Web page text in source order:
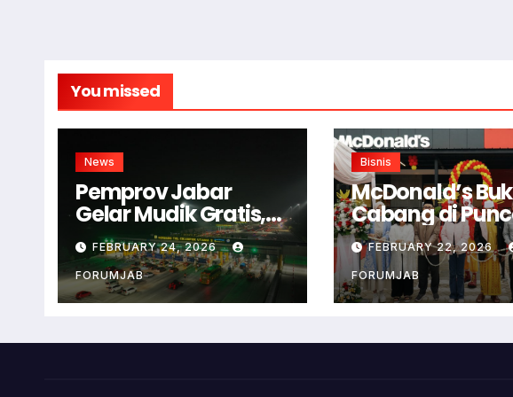
You missed
News
Pemprov Jabar
Gelar Mudik Gratis,
Begini Cara
Daftarnya!
FEBRUARY 24, 2026
FORUMJAB
Bisnis
McDonald’s
Cabang di
Bogor
FEBRUARY 22, 2026
FORUMJAB